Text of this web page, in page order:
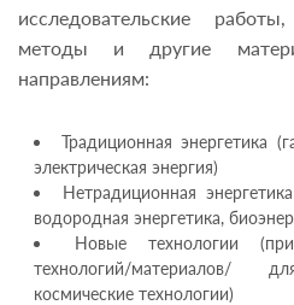
исследовательские
методы и другие
направлениям:
Традиционная энергетика
электрическая энергия)
Нетрадиционная
водородная энергетика,
Новые технологии
технологий/материалов/
космические технологии)